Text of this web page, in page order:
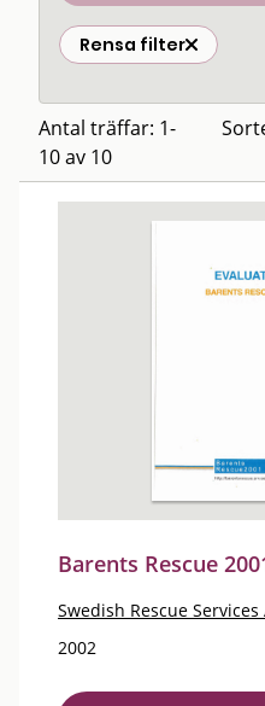
Rensa filter
Antal träffar: 1-
10 av 10
Barents Rescue
Swedish Rescue Services
2002